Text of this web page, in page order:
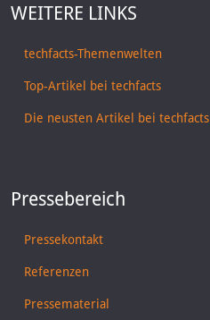
WEITERE LINKS
techfacts-Themenwelten
Top-Artikel bei techfacts
Die neusten Artikel bei techfacts
Pressebereich
Pressekontakt
Referenzen
Pressematerial